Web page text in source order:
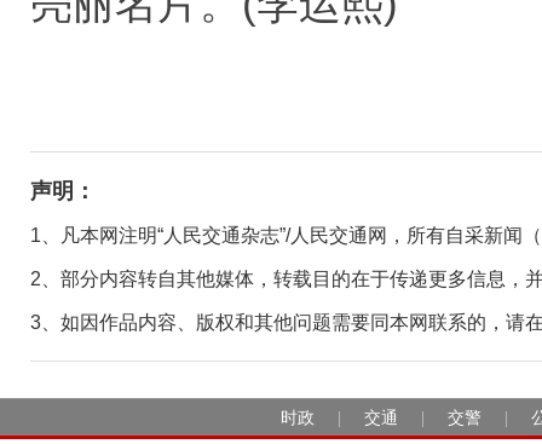
声明：
1、凡本网注明“人民交通杂志”/人民交通网，所有自采新
2、部分内容转自其他媒体，转载目的在于传递更多信息，
3、如因作品内容、版权和其他问题需要同本网联系的，请
时政 交通 交警